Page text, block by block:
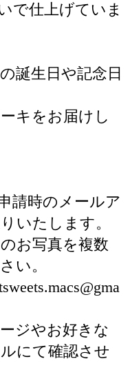
で仕上げていま
誕生日や記念日
キをお届けし
請時のメールア
いたします。
お写真を複数
い。
ジやお好きな
にて確認させ